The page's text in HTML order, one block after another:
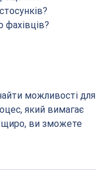
фахівців?
можливості для
який вимагає
щиро, ви зможете